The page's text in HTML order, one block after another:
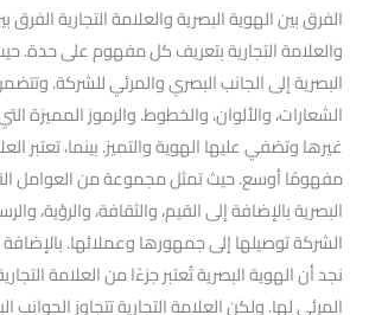
الفرق بين الهوية البصرية والعلامة التجارية الفرق
والعلامة التجارية بتعريف كل مفهوم على حدة.
البصرية إلى الجانب البصري والمرئي للشركة.
الشعارات، والألوان، والخطوط. والرموز المميزة
غيرها وتضفي عليها الهوية والتميز. بينما، تعتبر
مفهومًا أوسع. حيث تمثل مجموعة من العوامل
البصرية بالإضافة إلى القيم، والثقافة، والرؤية،
الشركة توصيلها إلى جمهورها وعملائها.
نجد أن الهوية البصرية تُعتبر جزءًا من العلامة
المرئي لها. ولكن العلامة التجارية تتجاوز الجوانب